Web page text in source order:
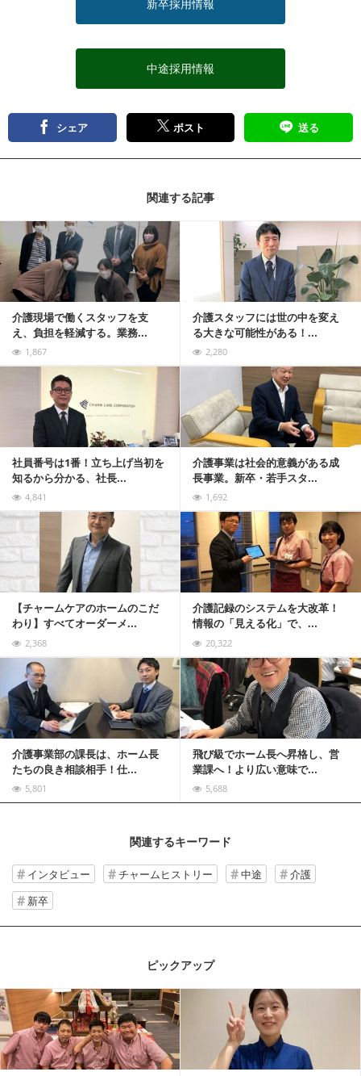
新卒採用情報
中途採用情報
シェア ポスト 送る
関連する記事
介護現場で働くスタッフを支
え、負担を軽減する。業務...
1,867
介護スタッフには世の中を変え
る大きな可能性がある！...
2,280
記事を読む
社員番号は1番！立ち上げ当初を
知るから分かる、社長...
4,841
介護事業は社会的意義がある成
長事業。新卒・若手スタ...
1,692
記事を読む
【チャームケアのホームのこだ
わり】すべてオーダーメ...
2,368
介護記録のシステムを大改革！
情報の「見える化」で、...
20,322
記事を読む
介護事業部の課長は、ホーム長
たちの良き相談相手！仕...
5,801
飛び級でホーム長へ昇格し、営
業課へ！より広い意味で...
5,688
記事を読む
関連するキーワード
インタビュー チャームヒストリー 中途
介護
新卒
ピックアップ
記事を読む